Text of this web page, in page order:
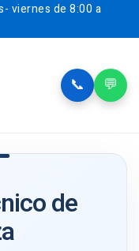
viernes de 8:00 a
📞 💬
de